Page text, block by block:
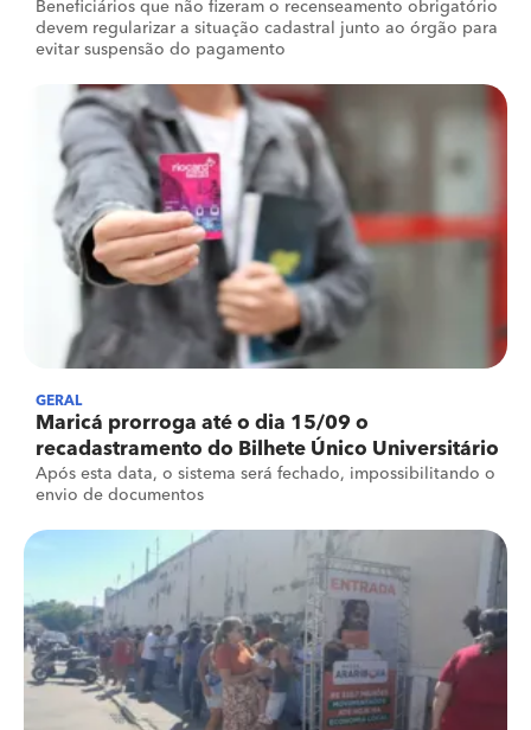
Beneficiários que não fizeram o recenseamento obrigatório
devem regularizar a situação cadastral junto ao órgão para
evitar suspensão do pagamento
GERAL
Maricá prorroga até o dia 15/09 o
recadastramento do Bilhete Único Universitário
Após esta data, o sistema será fechado, impossibilitando o
envio de documentos